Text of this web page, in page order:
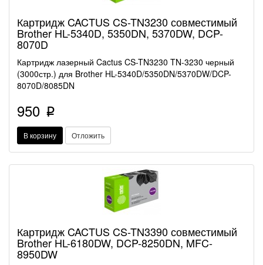
Картридж CACTUS CS-TN3230 совместимый
Brother HL-5340D, 5350DN, 5370DW, DCP-
8070D
Картридж лазерный Cactus CS-TN3230 TN-3230 черный
(3000стр.) для Brother HL-5340D/5350DN/5370DW/DCP-
8070D/8085DN
950 p
В корзину Отложить
Картридж CACTUS CS-TN3390 совместимый
Brother HL-6180DW, DCP-8250DN, MFC-
8950DW